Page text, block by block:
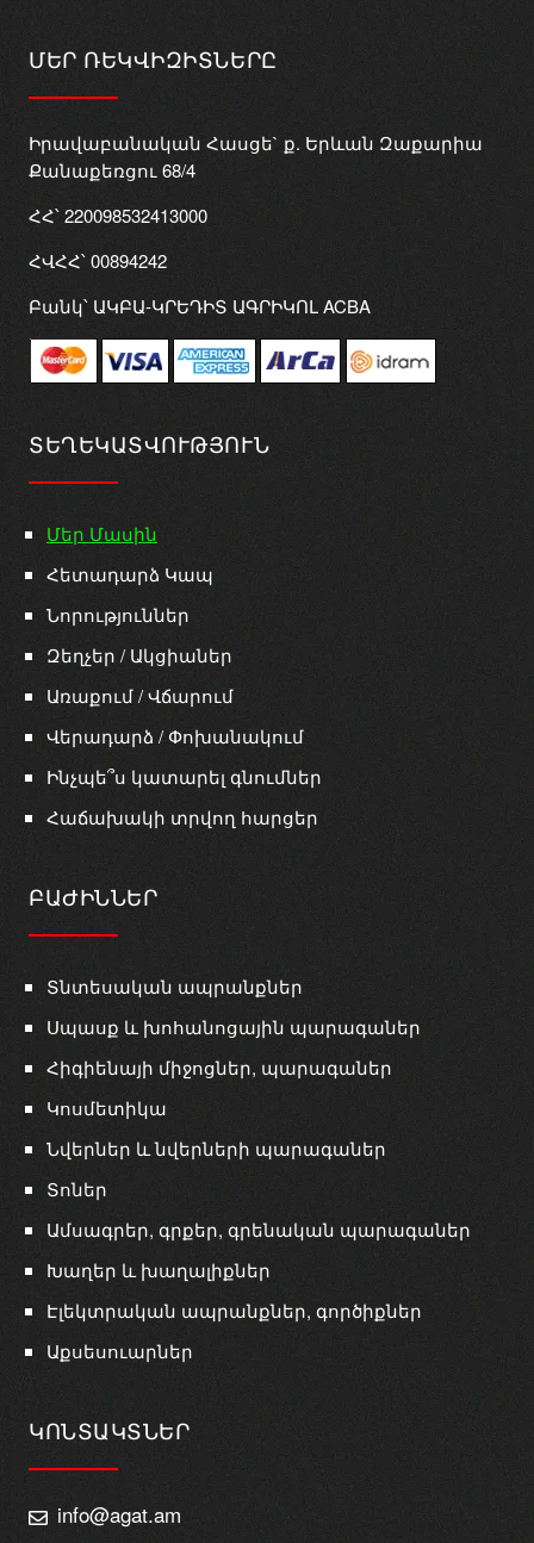
ՄԵՐ ՌԵԿՎԻԶԻՏՆԵՐԸ
Իրավաբանական Հասցե` ք. Երևան Զաքարիա
Քանաքեռցու 68/4
ՀՀ՝ 220098532413000
ՀՎՀՀ՝ 00894242
Բանկ՝ ԱԿԲԱ-ԿՐԵԴԻՏ ԱԳՐԻԿՈԼ ACBA
ՏԵՂԵԿԱՏՎՈՒԹՅՈՒՆ
Մեր Մասին
Հետադարձ Կապ
Նորություններ
Զեղչեր / Ակցիաներ
Առաքում / Վճարում
Վերադարձ / Փոխանակում
Ինչպե՞ս կատարել գնումներ
Հաճախակի տրվող հարցեր
ԲԱԺԻՆՆԵՐ
Տնտեսական ապրանքներ
Սպասք և խոհանոցային պարագաներ
Հիգիենայի միջոցներ, պարագաներ
Կոսմետիկա
Նվերներ և նվերների պարագաներ
Տոներ
Ամսագրեր, գրքեր, գրենական պարագաներ
Խաղեր և խաղալիքներ
Էլեկտրական ապրանքներ, գործիքներ
Աքսեսուարներ
ԿՈՆՏԱԿՏՆԵՐ
info@agat.am